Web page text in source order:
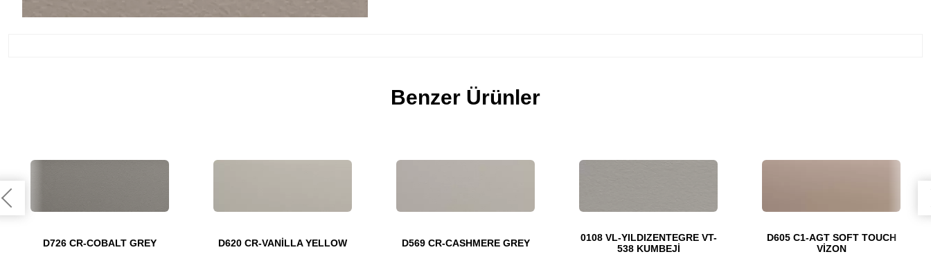
Benzer Ürünler
D726 CR-COBALT GREY D620 CR-VANİLLA YELLOW D569 CR-CASHMERE GREY
0108 VL-YILDIZENTEGRE VT-
538 KUMBEJİ
D605 C1-AGT SOFT TOUCH
VİZON